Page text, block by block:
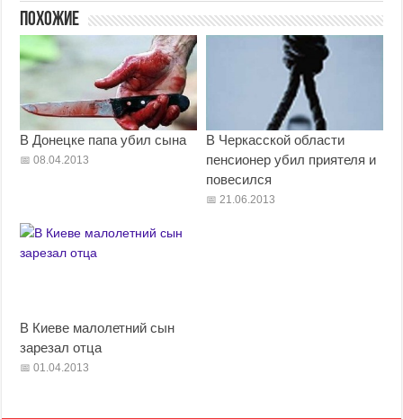
Похожие
В Донецке папа убил сына
08.04.2013
В Черкасской области
пенсионер убил приятеля и
повесился
21.06.2013
В Киеве малолетний сын
зарезал отца
01.04.2013